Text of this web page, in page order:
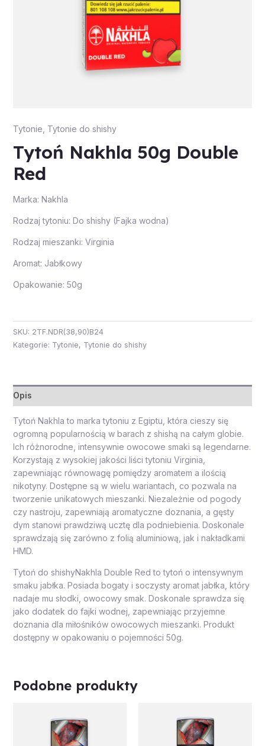
Tytonie Tytonie do shishy
Tytoń Nakhla 50g Double
Red
Marka: Nakhla
Rodzaj tytoniu: Do shishy (Fajka wodna)
Rodzaj mieszanki: Virginia
Aromat: Jabłkowy
Opakowanie: 50g
SKU: 2TF.NDR(38,90)B24
Kategorie: Tytonie, Tytonie do shishy
Opis
Tytoń Nakhla to marka tytoniu z Egiptu, która cieszy się
ogromną popularnością w barach z shishą na całym globie.
Ich różnorodne, intensywnie owocowe smaki są legendarne.
Korzystają z wysokiej jakości liści tytoniu Virginia,
zapewniając równowagę pomiędzy aromatem a ilością
nikotyny. Dostępne są w wielu wariantach, co pozwala na
tworzenie unikatowych mieszanki. Niezależnie od pogody
czy nastroju, zapewniają aromatyczne doznania, a gęsty
dym stanowi prawdziwą ucztę dla podniebienia. Doskonale
sprawdzają się zarówno z folią aluminiową, jak i nakładkami
HMD.
Tytoń do shishyNakhla Double Red to tytoń o intensywnym
smaku jabłka. Posiada bogaty i soczysty aromat jabłka, który
nadaje mu słodki, owocowy smak. Doskonale sprawdza się
jako dodatek do fajki wodnej, zapewniając przyjemne
doznania dla miłośników owocowych mieszanki. Produkt
dostępny w opakowaniu o pojemności 50g.
Podobne produkty